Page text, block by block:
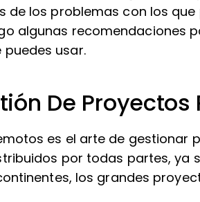
de los problemas con los
algunas recomendaciones
puedes usar.
De Proyectos
es el arte de gestionar
por todas partes, ya
los grandes